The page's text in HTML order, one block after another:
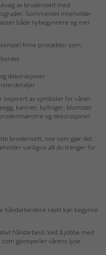
av broderisett med
Sortimentet inneholder
både nybegynnere og mer
finne prosjekter som:
dekorasjoner
inspirert av symboler for våren
kaniner, kyllinger, blomster
og dekorasjoner
broderisett, noe som gjør det
vanligvis alt du trenger for
håndarbeidere raskt kan begynne
håndarbeid. Ved å jobbe med
gjenspeiler vårens lyse